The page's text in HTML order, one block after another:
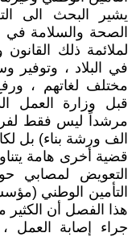
يشير البحث الى
الصحة والسلامة في
لملائمة ذلك القانون
في البلاد ، وتوفير
مختلف لغاتهم ،
الف ورشة بناء) بل
قضية أخرى هامة
التعويض لمصابي
التأمين الوطني
هذا الفصل أن
جراء إصابة العمل